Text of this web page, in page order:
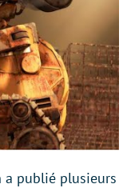
a publié plusieurs